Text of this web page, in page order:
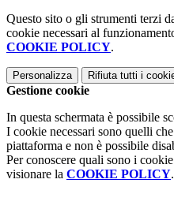
Questo sito o gli strumenti terzi
cookie necessari al
COOKIE POLICY.
Personalizza Rifiuta tutti i
Gestione cookie
In questa schermata è possibile
I cookie necessari sono quelli
piattaforma e non è possibile
Per conoscere quali sono i
visionare la COOKIE POLICY.